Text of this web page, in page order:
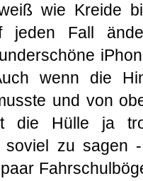
wie Kreide
jeden Fall
wenn die
und von
die Hülle ja
soviel zu sagen